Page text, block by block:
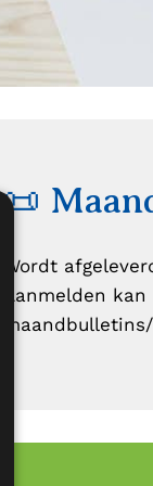
📜
Wordt
Aanmelden